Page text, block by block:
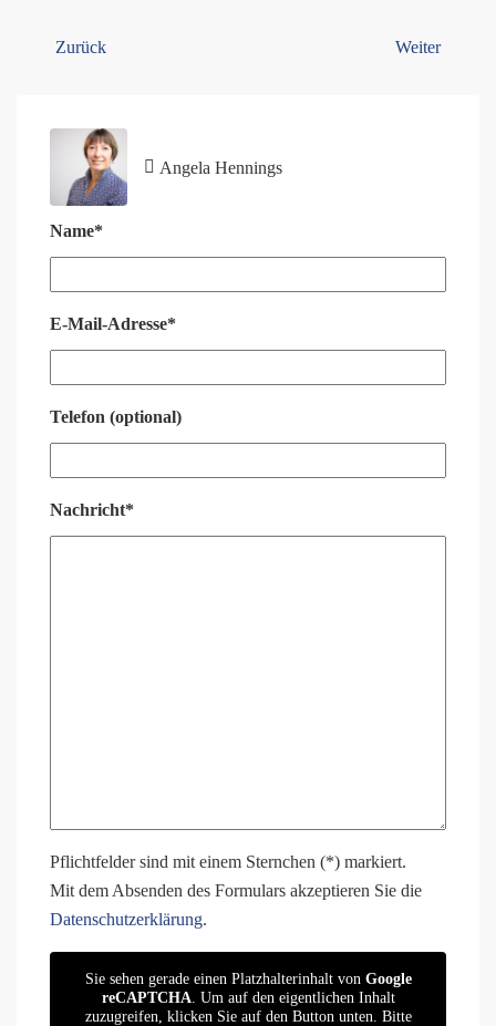
Zurück Weiter
Angela Hennings
Name*
E-Mail-Adresse*
Telefon (optional)
Nachricht*
Pflichtfelder sind mit einem Sternchen (*) markiert.
Mit dem Absenden des Formulars akzeptieren Sie die
Datenschutzerklärung.
Sie sehen gerade einen Platzhalterinhalt von Google
reCAPTCHA. Um auf den eigentlichen Inhalt
zuzugreifen, klicken Sie auf den Button unten. Bitte